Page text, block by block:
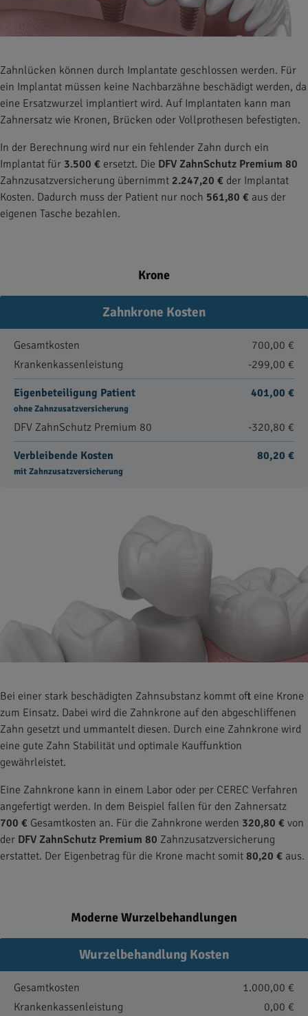
Zahnlücken können durch Implantate geschlossen werden. Für
ein Implantat müssen keine Nachbarzähne beschädigt werden, da
eine Ersatzwurzel implantiert wird. Auf Implantaten kann man
Zahnersatz wie Kronen, Brücken oder Vollprothesen befestigten.
In der Berechnung wird nur ein fehlender Zahn durch ein
Implantat für 3.500 € ersetzt. Die DFV ZahnSchutz Premium 80
Zahnzusatzversicherung übernimmt 2.247,20 € der Implantat
Kosten. Dadurch muss der Patient nur noch 561,80 € aus der
eigenen Tasche bezahlen.
Krone
Zahnkrone Kosten
Gesamtkosten
700,00 €
Krankenkassenleistung
-299,00 €
Eigenbeteiligung Patient
ohne Zahnzusatzversicherung
401,00 €
DFV ZahnSchutz Premium 80 -320,80 €
Verbleibende Kosten
mit Zahnzusatzversicherung
80,20 €
Bei einer stark beschädigten Zahnsubstanz kommt oft eine Krone
zum Einsatz. Dabei wird die Zahnkrone auf den abgeschliffenen
Zahn gesetzt und ummantelt diesen. Durch eine Zahnkrone wird
eine gute Zahn Stabilität und optimale Kauffunktion
gewährleistet.
Eine Zahnkrone kann in einem Labor oder per CEREC Verfahren
angefertigt werden. In dem Beispiel fallen für den Zahnersatz
700 € Gesamtkosten an. Für die Zahnkrone werden 320,80 € von
der DFV ZahnSchutz Premium 80 Zahnzusatzversicherung
erstattet. Der Eigenbetrag für die Krone macht somit 80,20 € aus.
Moderne Wurzelbehandlungen
Wurzelbehandlung Kosten
Gesamtkosten
1.000,00 €
Krankenkassenleistung
0,00 €